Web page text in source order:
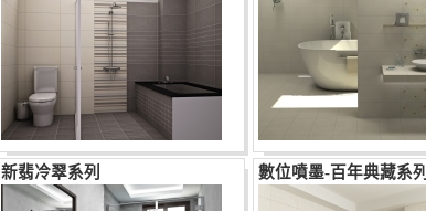
新翡冷翠系列 數位噴墨-百年典藏系列